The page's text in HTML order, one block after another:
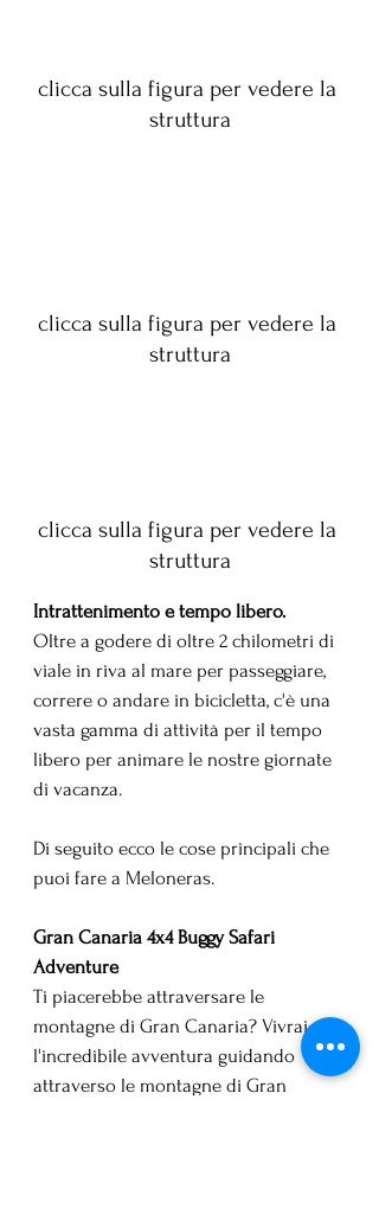
clicca sulla figura per vedere la
struttura
clicca sulla figura per vedere la
struttura
clicca sulla figura per vedere la
struttura
Intrattenimento e tempo libero.
Oltre a godere di oltre 2 chilometri di
viale in riva al mare per passeggiare,
correre o andare in bicicletta, c'è una
vasta gamma di attività per il tempo
libero per animare le nostre giornate
di vacanza.
Di seguito ecco le cose principali che
puoi fare a Meloneras.
Gran Canaria 4x4 Buggy Safari
Adventure
Ti piacerebbe attraversare le
montagne di Gran Canaria? Vivrai
l'incredibile avventura guidando
attraverso le montagne di Gran